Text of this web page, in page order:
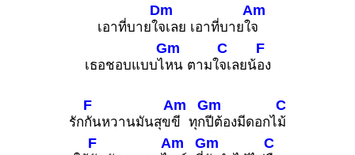
เอาที่บายใ
Dm
จเลย เอาที่บายใ
Am
จ
เธอชอบแบบไ
Gm
หน ตามใ
C
จเลยน้
F
อง
รัก
F
กันหวานมันสุข
Am
ขี ทุก
Gm
ปีต้องมีดอกไ
C
ม้
F Am Gm C